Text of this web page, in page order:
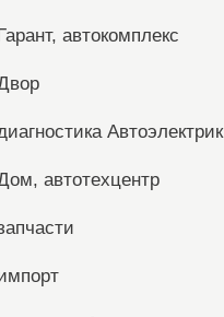
автокомплекс
Автоэлектрик
автотехцентр